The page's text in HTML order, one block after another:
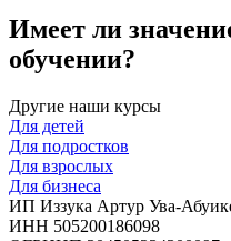
Имеет ли
обучении?
Другие наши курсы
Для детей
Для подростков
Для взрослых
Для бизнеса
ИП Иззука Артур Ува-
ИНН 505200186098